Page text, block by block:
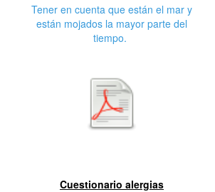
Tener en cuenta que están el mar y
están mojados la mayor parte del
tiempo.
Cuestionario alergias